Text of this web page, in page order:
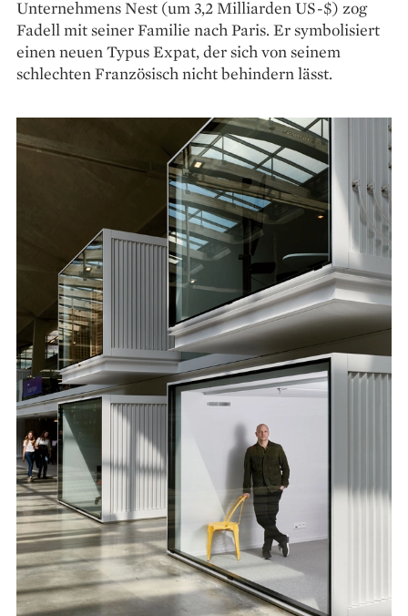
Unternehmens Nest (um 3,2 Milliarden US-$) zog
Fadell mit seiner Familie nach Paris. Er symbolisiert
einen neuen Typus Expat, der sich von seinem
schlechten Französisch nicht behindern lässt.